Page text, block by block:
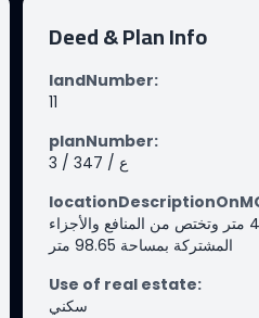
Deed & Plan Info
landNumber:
11
planNumber:
3 / 347 / ع
حي الروضة بمدينة جدة مساحة الوحدة من الأرض 47.48 متر وتختص من المنافع والأجزاء
المشتركة بمساحة 98.65 متر
Use of real estate:
سكني